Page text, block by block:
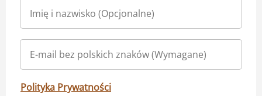
Polityka Prywatności